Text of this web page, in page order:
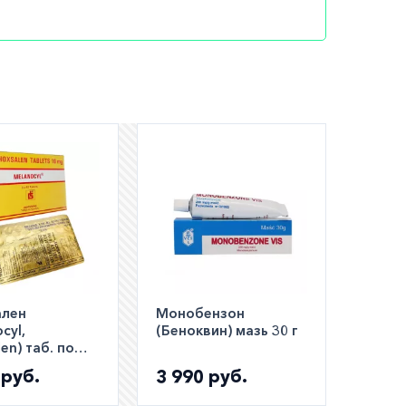
таб. по
Монобензон
(Беноквин) мазь 30 г
3 990 руб.